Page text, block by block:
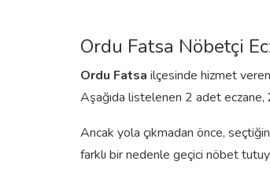
Ordu Fatsa Nöbetçi
Ordu Fatsa ilçesinde hizmet
Aşağıda listelenen 2 adet eczane,
Ancak yola çıkmadan önce,
farklı bir nedenle geçici nöbet